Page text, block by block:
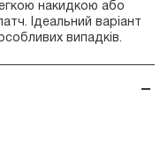
накидкою або
Ідеальний варіант
випадків.